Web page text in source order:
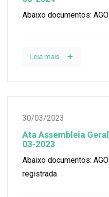
Abaixo documentos:
Leia mais
30/03/2023
Ata Assembleia
03-2023
Abaixo documentos:
registrada